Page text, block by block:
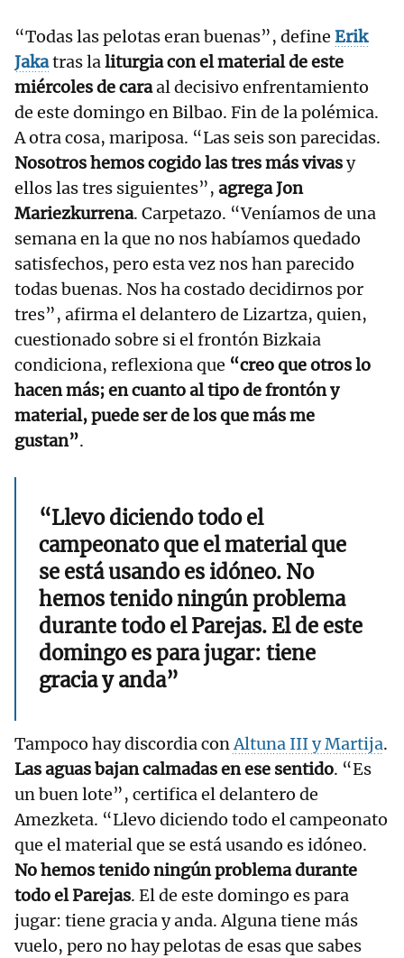
“Todas las pelotas eran buenas”, define Erik
Jakatras laliturgia con el material de este
miércoles de caraal decisivo enfrentamiento
de este domingo en Bilbao. Fin de la polémica.
A otra cosa, mariposa. “Las seis son parecidas.
Nosotros hemos cogido las tres más vivasy
ellos las tres siguientes”, agrega Jon
Mariezkurrena. Carpetazo. “Veníamos de una
semana en la que no nos habíamos quedado
satisfechos, pero esta vez nos han parecido
todas buenas. Nos ha costado decidirnos por
tres”, afirma el delantero de Lizartza, quien,
cuestionado sobre si el frontón Bizkaia
condiciona, reflexiona que “creo que otros lo
hacen más; en cuanto al tipo de frontón y
material, puede ser de los que más me
gustan”.
“Llevo diciendo todo el
campeonato que el material que
se está usando es idóneo. No
hemos tenido ningún problema
durante todo el Parejas. El de este
domingo es para jugar: tiene
gracia y anda”
Tampoco hay discordia conAltuna III y Martija.
Las aguas bajan calmadas en ese sentido. “Es
un buen lote”, certifica el delantero de
Amezketa. “Llevo diciendo todo el campeonato
que el material que se está usando es idóneo.
No hemos tenido ningún problema durante
todo el Parejas. El de este domingo es para
jugar: tiene gracia y anda. Alguna tiene más
vuelo, pero no hay pelotas de esas que sabes